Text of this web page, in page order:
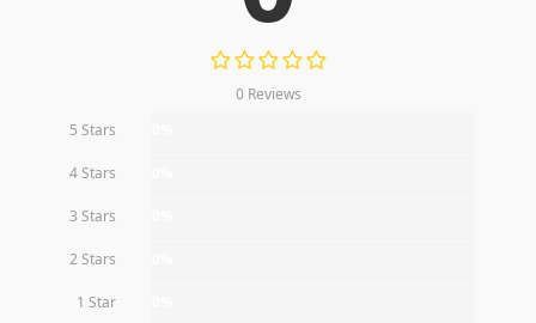
0 Reviews
5 Stars
4 Stars
3 Stars
2 Stars
1 Star